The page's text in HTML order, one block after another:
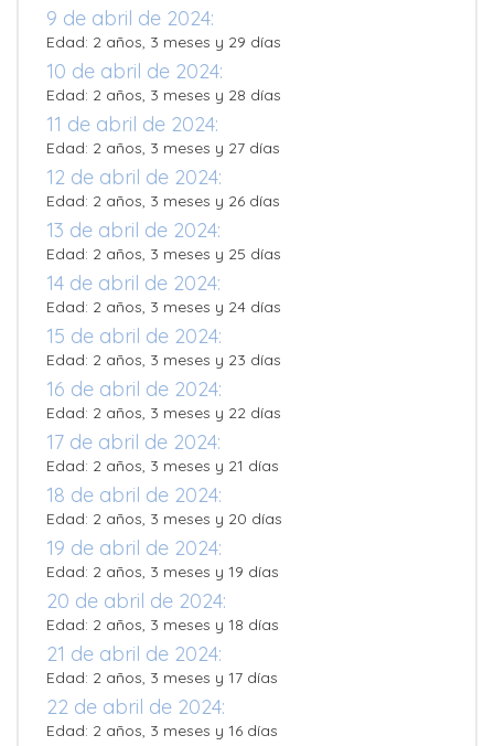
9 de abril de 2024:
Edad: 2 años, 3 meses y 29 días
10 de abril de 2024:
Edad: 2 años, 3 meses y 28 días
11 de abril de 2024:
Edad: 2 años, 3 meses y 27 días
12 de abril de 2024:
Edad: 2 años, 3 meses y 26 días
13 de abril de 2024:
Edad: 2 años, 3 meses y 25 días
14 de abril de 2024:
Edad: 2 años, 3 meses y 24 días
15 de abril de 2024:
Edad: 2 años, 3 meses y 23 días
16 de abril de 2024:
Edad: 2 años, 3 meses y 22 días
17 de abril de 2024:
Edad: 2 años, 3 meses y 21 días
18 de abril de 2024:
Edad: 2 años, 3 meses y 20 días
19 de abril de 2024:
Edad: 2 años, 3 meses y 19 días
20 de abril de 2024:
Edad: 2 años, 3 meses y 18 días
21 de abril de 2024:
Edad: 2 años, 3 meses y 17 días
22 de abril de 2024:
Edad: 2 años, 3 meses y 16 días